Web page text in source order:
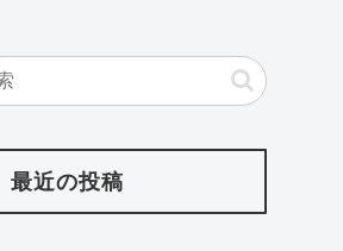
最近の投稿